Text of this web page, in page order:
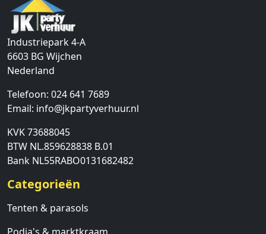
Industriepark 4-A
6603 BG Wijchen
Nederland
Telefoon: 024 641 7689
Email: info@jkpartyverhuur.nl
KVK 73688045
BTW NL.859628838 B.01
Bank NL55RABO0131682482
Categorieën
Tenten & parasols